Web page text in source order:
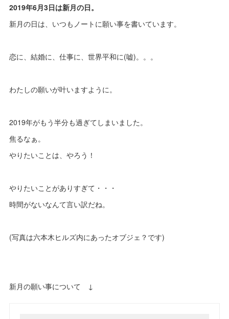
2019年6月3日は新月の日。
新月の日は、いつもノートに願い事を書いています。
恋に、結婚に、仕事に、世界平和に(嘘)。。。
わたしの願いが叶いますように。
2019年がもう半分も過ぎてしまいました。
焦るなぁ。
やりたいことは、やろう！
やりたいことがありすぎて・・・
時間がないなんて言い訳だね。
(写真は六本木ヒルズ内にあったオブジェ？です)
新月の願い事について ↓